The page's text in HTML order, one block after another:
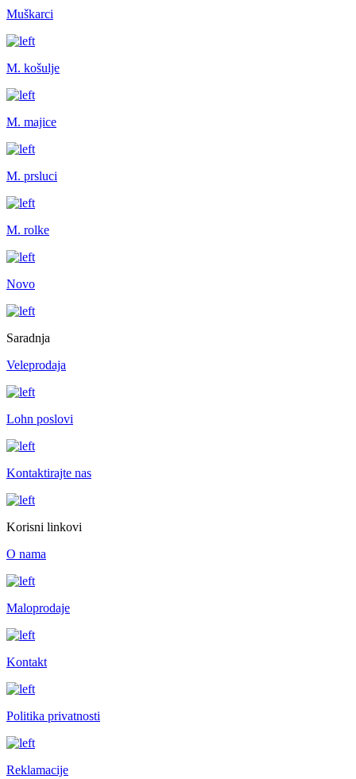
Muškarci
M. košulje
M. majice
M. prsluci
M. rolke
Novo
Saradnja
Veleprodaja
Lohn poslovi
Kontaktirajte nas
Korisni linkovi
O nama
Maloprodaje
Kontakt
Politika privatnosti
Reklamacije